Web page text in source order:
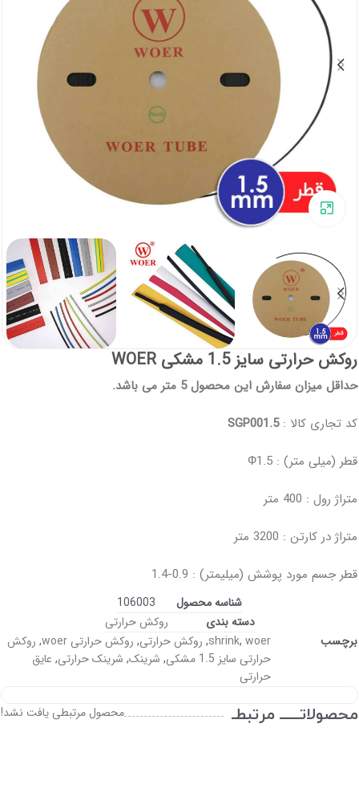
برای بزرگنمایی کلیک کنید
روکش حرارتی سایز 1.5 مشکی WOER
حداقل میزان سفارش این محصول 5 متر می باشد.
کد تجاری کالا :SGP001.5
قطر (میلی متر) : Ф1.5
متراژ رول : 400 متر
متراژ در کارتن : 3200 متر
قطر جسم مورد پوشش (میلیمتر) : 0.9-1.4
شناسه محصول
106003
دسته بندی
روکش حرارتی
برچسب
shrink, woer
, روکش حرارتی, روکش حرارتی woer , روکش
حرارتی سایز 1.5 مشکی
, شرینک, شرینک حرارتی, عایق
حرارتی
محصولاتـــــ مرتبطـ محصول مرتبطی یافت نشد!